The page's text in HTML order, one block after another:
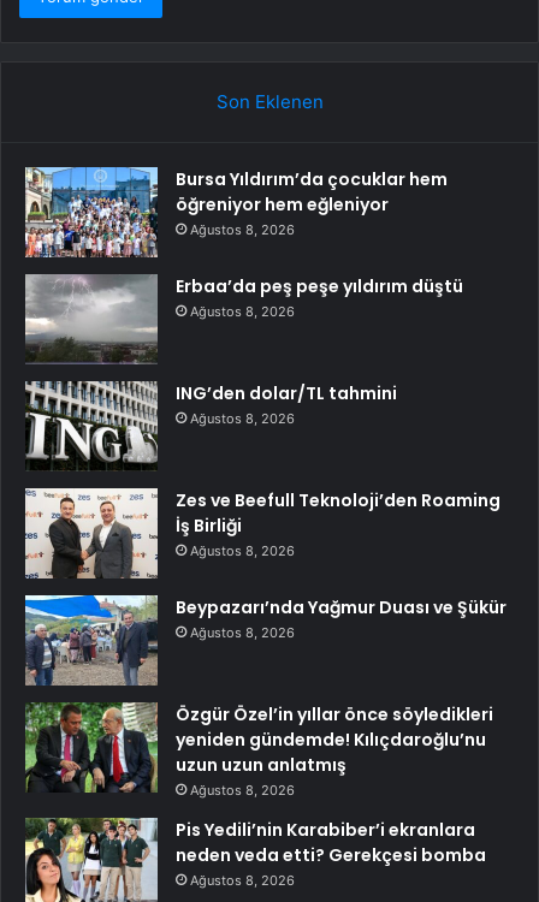
Son Eklenen
Bursa Yıldırım’da çocuklar hem
öğreniyor hem eğleniyor
Ağustos 8, 2026
Erbaa’da peş peşe yıldırım düştü
Ağustos 8, 2026
ING’den dolar/TL tahmini
Ağustos 8, 2026
Zes ve Beefull Teknoloji’den Roaming
İş Birliği
Ağustos 8, 2026
Beypazarı’nda Yağmur Duası ve Şükür
Ağustos 8, 2026
Özgür Özel’in yıllar önce söyledikleri
yeniden gündemde! Kılıçdaroğlu’nu
uzun uzun anlatmış
Ağustos 8, 2026
Pis Yedili’nin Karabiber’i ekranlara
neden veda etti? Gerekçesi bomba
Ağustos 8, 2026